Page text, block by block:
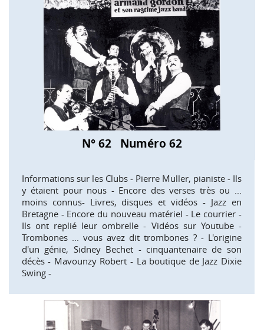
N° 62 Numéro 62
Informations sur les Clubs - Pierre Muller, pianiste - Ils
y étaient pour nous - Encore des verses très ou ...
moins connus- Livres, disques et vidéos - Jazz en
Bretagne - Encore du nouveau matériel - Le courrier -
Ils ont replié leur ombrelle - Vidéos sur Youtube -
Trombones ... vous avez dit trombones ? - L'origine
d'un génie, Sidney Bechet - cinquantenaire de son
décès - Mavounzy Robert - La boutique de Jazz Dixie
Swing -